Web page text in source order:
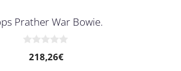
Prather War Bowie.
218,26€